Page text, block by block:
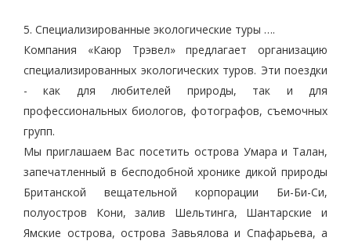
5. Специализированные экологические туры ….
Компания «Каюр Трэвел» предлагает организацию
специализированных экологических туров. Эти поездки
- как для любителей природы, так и для
профессиональных биологов, фотографов, съемочных
групп.
Мы приглашаем Вас посетить острова Умара и Талан,
запечатленный в бесподобной хронике дикой природы
Британской вещательной корпорации Би-Би-Си,
полуостров Кони, залив Шельтинга, Шантарские и
Ямские острова, острова Завьялова и Спафарьева, а